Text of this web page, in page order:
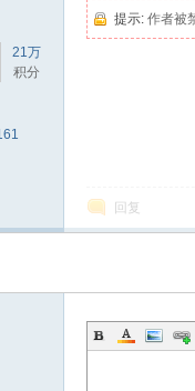
21万
积分
提示: 作者被
回复